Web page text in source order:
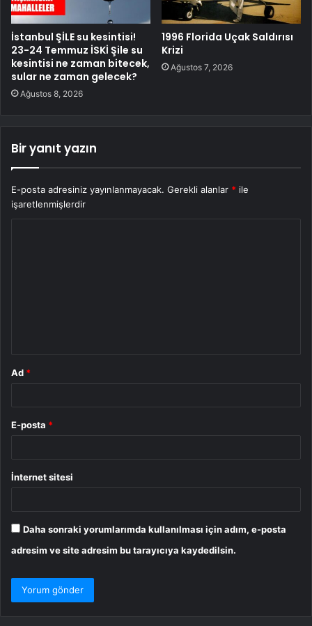
İstanbul ŞİLE su kesintisi!
23-24 Temmuz İSKİ Şile su
kesintisi ne zaman bitecek,
sular ne zaman gelecek?
Ağustos 8, 2026
1996 Florida Uçak Saldırısı
Krizi
Ağustos 7, 2026
Bir yanıt yazın
E-posta adresiniz yayınlanmayacak. Gerekli alanlar * ile
işaretlenmişlerdir
Ad *
E-posta *
İnternet sitesi
Daha sonraki yorumlarımda kullanılması için adım, e-posta
adresim ve site adresim bu tarayıcıya kaydedilsin.